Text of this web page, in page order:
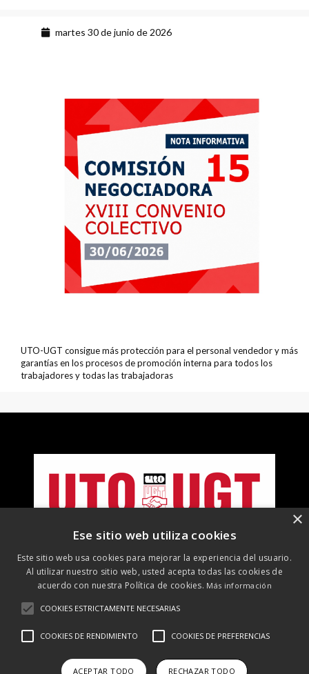
martes 30 de junio de 2026
UTO-UGT consigue más protección para el personal vendedor y más
garantías en los procesos de promoción interna para todos los
trabajadores y todas las trabajadoras
de RRSS
×
Ese sitio web utiliza cookies
Este sitio web usa cookies para mejorar la experiencia del usuario.
Al utilizar nuestro sitio web, usted acepta todas las cookies de
acuerdo con nuestra Política de cookies. Más información
COOKIES ESTRICTAMENTE NECESARIAS
COOKIES DE RENDIMIENTO COOKIES DE PREFERENCIAS
ACEPTAR TODO RECHAZAR TODO